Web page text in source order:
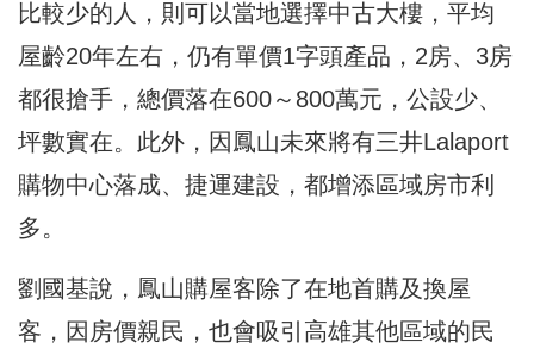
比較少的人，則可以當地選擇中古大樓，平均
屋齡20年左右，仍有單價1字頭產品，2房、3房
都很搶手，總價落在600～800萬元，公設少、
坪數實在。此外，因鳳山未來將有三井Lalaport
購物中心落成、捷運建設，都增添區域房市利
多。
劉國基說，鳳山購屋客除了在地首購及換屋
客，因房價親民，也會吸引高雄其他區域的民